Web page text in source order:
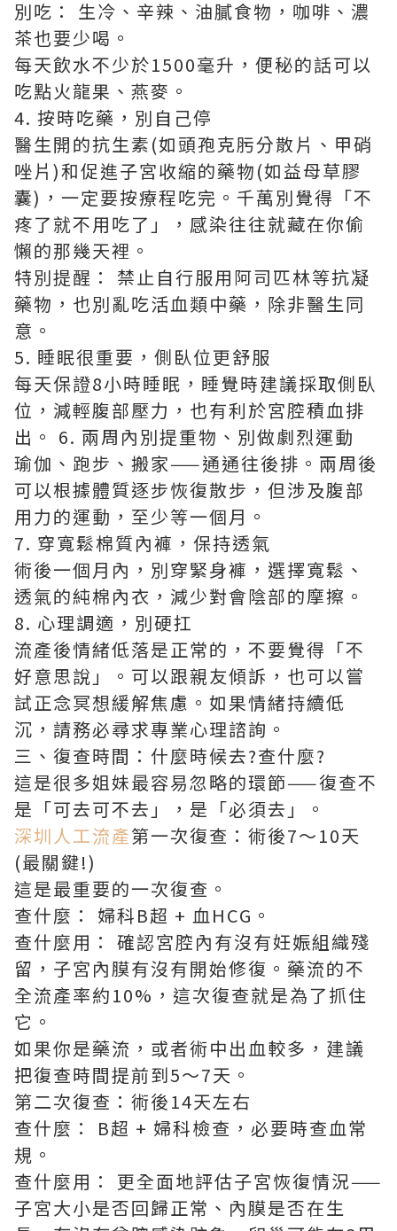
別吃： 生冷、辛辣、油膩食物，咖啡、濃
茶也要少喝。
每天飲水不少於1500毫升，便秘的話可以
吃點火龍果、燕麥。
4. 按時吃藥，別自己停
醫生開的抗生素(如頭孢克肟分散片、甲硝
唑片)和促進子宮收縮的藥物(如益母草膠
囊)，一定要按療程吃完。千萬別覺得「不
疼了就不用吃了」，感染往往就藏在你偷
懶的那幾天裡。
特別提醒： 禁止自行服用阿司匹林等抗凝
藥物，也別亂吃活血類中藥，除非醫生同
意。
5. 睡眠很重要，側臥位更舒服
每天保證8小時睡眠，睡覺時建議採取側臥
位，減輕腹部壓力，也有利於宮腔積血排
出。 6. 兩周內別提重物、別做劇烈運動
瑜伽、跑步、搬家——通通往後排。兩周後
可以根據體質逐步恢復散步，但涉及腹部
用力的運動，至少等一個月。
7. 穿寬鬆棉質內褲，保持透氣
術後一個月內，別穿緊身褲，選擇寬鬆、
透氣的純棉內衣，減少對會陰部的摩擦。
8. 心理調適，別硬扛
流產後情緒低落是正常的，不要覺得「不
好意思說」。可以跟親友傾訴，也可以嘗
試正念冥想緩解焦慮。如果情緒持續低
沉，請務必尋求專業心理諮詢。
三、復查時間：什麼時候去?查什麼?
這是很多姐妹最容易忽略的環節——復查不
是「可去可不去」，是「必須去」。
深圳人工流產第一次復查：術後7～10天
(最關鍵!)
這是最重要的一次復查。
查什麼： 婦科B超 + 血HCG。
查什麼用： 確認宮腔內有沒有妊娠組織殘
留，子宮內膜有沒有開始修復。藥流的不
全流產率約10%，這次復查就是為了抓住
它。
如果你是藥流，或者術中出血較多，建議
把復查時間提前到5～7天。
第二次復查：術後14天左右
查什麼： B超 + 婦科檢查，必要時查血常
規。
查什麼用： 更全面地評估子宮恢復情況——
子宮大小是否回歸正常、內膜是否在生